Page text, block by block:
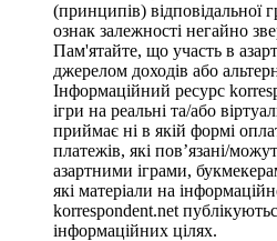
(принципів)
ознак залежності негайно
Пам'ятайте, що участь в
джерелом доходів або
Інформаційний ресурс
ігри на реальні та/або
приймає ні в якій формі
платежів, які пов’язані/
азартними іграми,
які матеріали на
korrespondent.net
інформаційних цілях.